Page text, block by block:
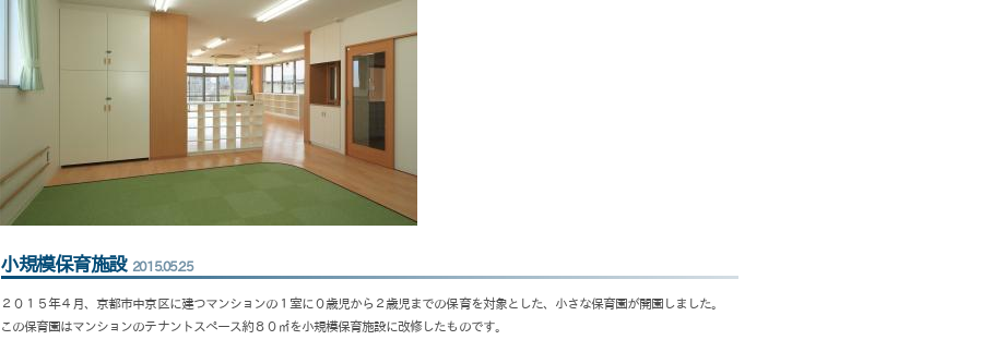
小規模保育施設 2015.05.25
２０１５年４月、京都市中京区に建つマンションの１室に０歳児から２歳児までの保育を対象とした、小さな保育園が開園しました。
この保育園はマンションのテナントスペース約８０㎡を小規模保育施設に改修したものです。